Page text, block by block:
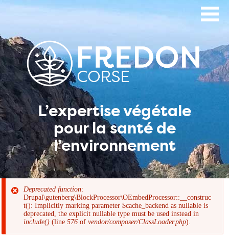
Aller
L’expertise végétale
pour la santé de
l’environnement
Message
d'erreur
Deprecated function:
Drupal\gutenberg\BlockProcessor\OEmbedProcessor::__construc
t(): Implicitly marking parameter $cache_backend as nullable is
deprecated, the explicit nullable type must be used instead in
include() (line576 ofvendor/composer/ClassLoader.php).